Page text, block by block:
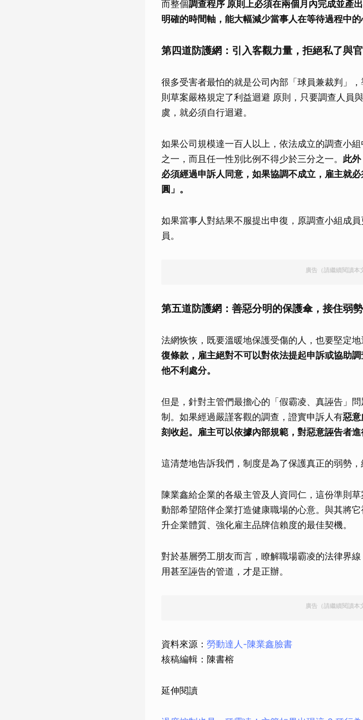
而整個調查程序 原則上必須在兩個月內完成並產
明確的時間軸，能大幅減少當事人在等待過程中的
第四道防護網：引入客觀力量，拒絕私了與
很多受害者最怕的就是公司內部「球員兼裁判」
則草案嚴格規定了利益迴避 原則，只要調查人員
虞，就必須自行迴避。
如果公司規模達一百人以上，依法成立的調查小
之一，而且任一性別比例不得少於三分之一。 此
必須經過申訴人同意，如果協調不成立，雇主就
圓」。
如果當事人對結果不服提出申復，原調查小組成
員。
廣告（請繼續閱讀本
第五道防護網：善惡分明的保護傘，接住弱
法網恢恢，既要溫暖地保護受傷的人，也要堅定
復條款，雇主絕對不可以對依法提起申訴或協助
他不利處分。
但是，針對主管們最擔心的「假霸凌、真誣告」
制。如果經過嚴謹客觀的調查，證實申訴人有惡意
刻收起。雇主可以依據內部規範，對惡意誣告者進
這清楚地告訴我們，制度是為了保護真正的弱勢
陳業鑫給企業的各級主管及人資同仁，這份準則
動部希望陪伴企業打造健康職場的心意。與其將
升企業體質、強化雇主品牌信賴度的最佳契機。
對於基層勞工朋友而言，瞭解職場霸凌的法律界
用甚至誣告的管道，才是正辦。
廣告（請繼續閱讀本
資料來源： 勞動達人-陳業鑫臉書
核稿編輯：陳書榕
延伸閱讀
取消